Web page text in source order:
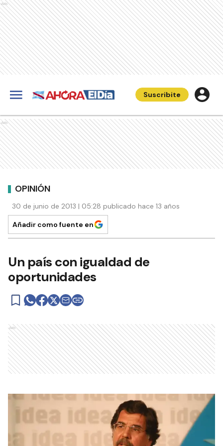
Ads
Suscribite
Ads
OPINIÓN
30 de junio de 2013 | 05:28 publicado hace 13 años
Añadir como fuente en
Un país con igualdad de
oportunidades
Ads